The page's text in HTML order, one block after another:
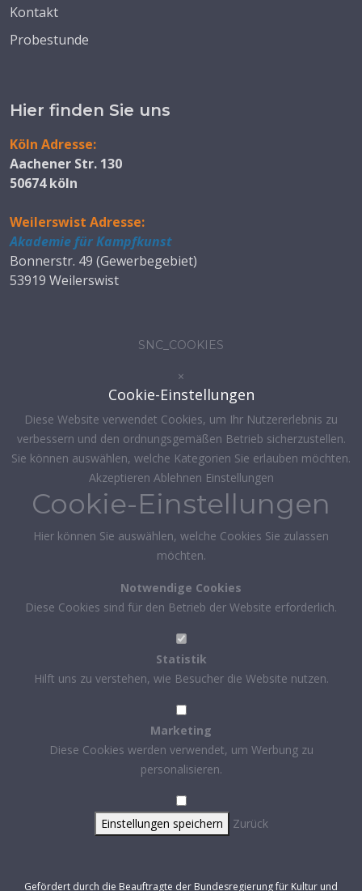
Kontakt
Probestunde
Hier finden Sie uns
Köln Adresse:
Aachener Str. 130
50674 köln
Weilerswist Adresse:
Akademie für Kampfkunst
Bonnerstr. 49 (Gewerbegebiet)
53919 Weilerswist
SNC_COOKIES
×
Cookie-Einstellungen
Diese Website verwendet Cookies, um Ihr Nutzererlebnis zu
verbessern und den ordnungsgemäßen Betrieb sicherzustellen.
Sie können auswählen, welche Kategorien Sie erlauben möchten.
Akzeptieren Ablehnen Einstellungen
Cookie-Einstellungen
Hier können Sie auswählen, welche Cookies Sie zulassen
möchten.
Notwendige Cookies
Diese Cookies sind für den Betrieb der Website erforderlich.
Statistik
Hilft uns zu verstehen, wie Besucher die Website nutzen.
Marketing
Diese Cookies werden verwendet, um Werbung zu
personalisieren.
Einstellungen speichern Zurück
Gefördert durch die Beauftragte der Bundesregierung für Kultur und